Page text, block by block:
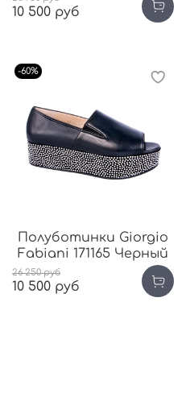
10 500 руб
-60%
Полуботинки Giorgio
Fabiani 171165 Черный
26 250 руб
10 500 руб